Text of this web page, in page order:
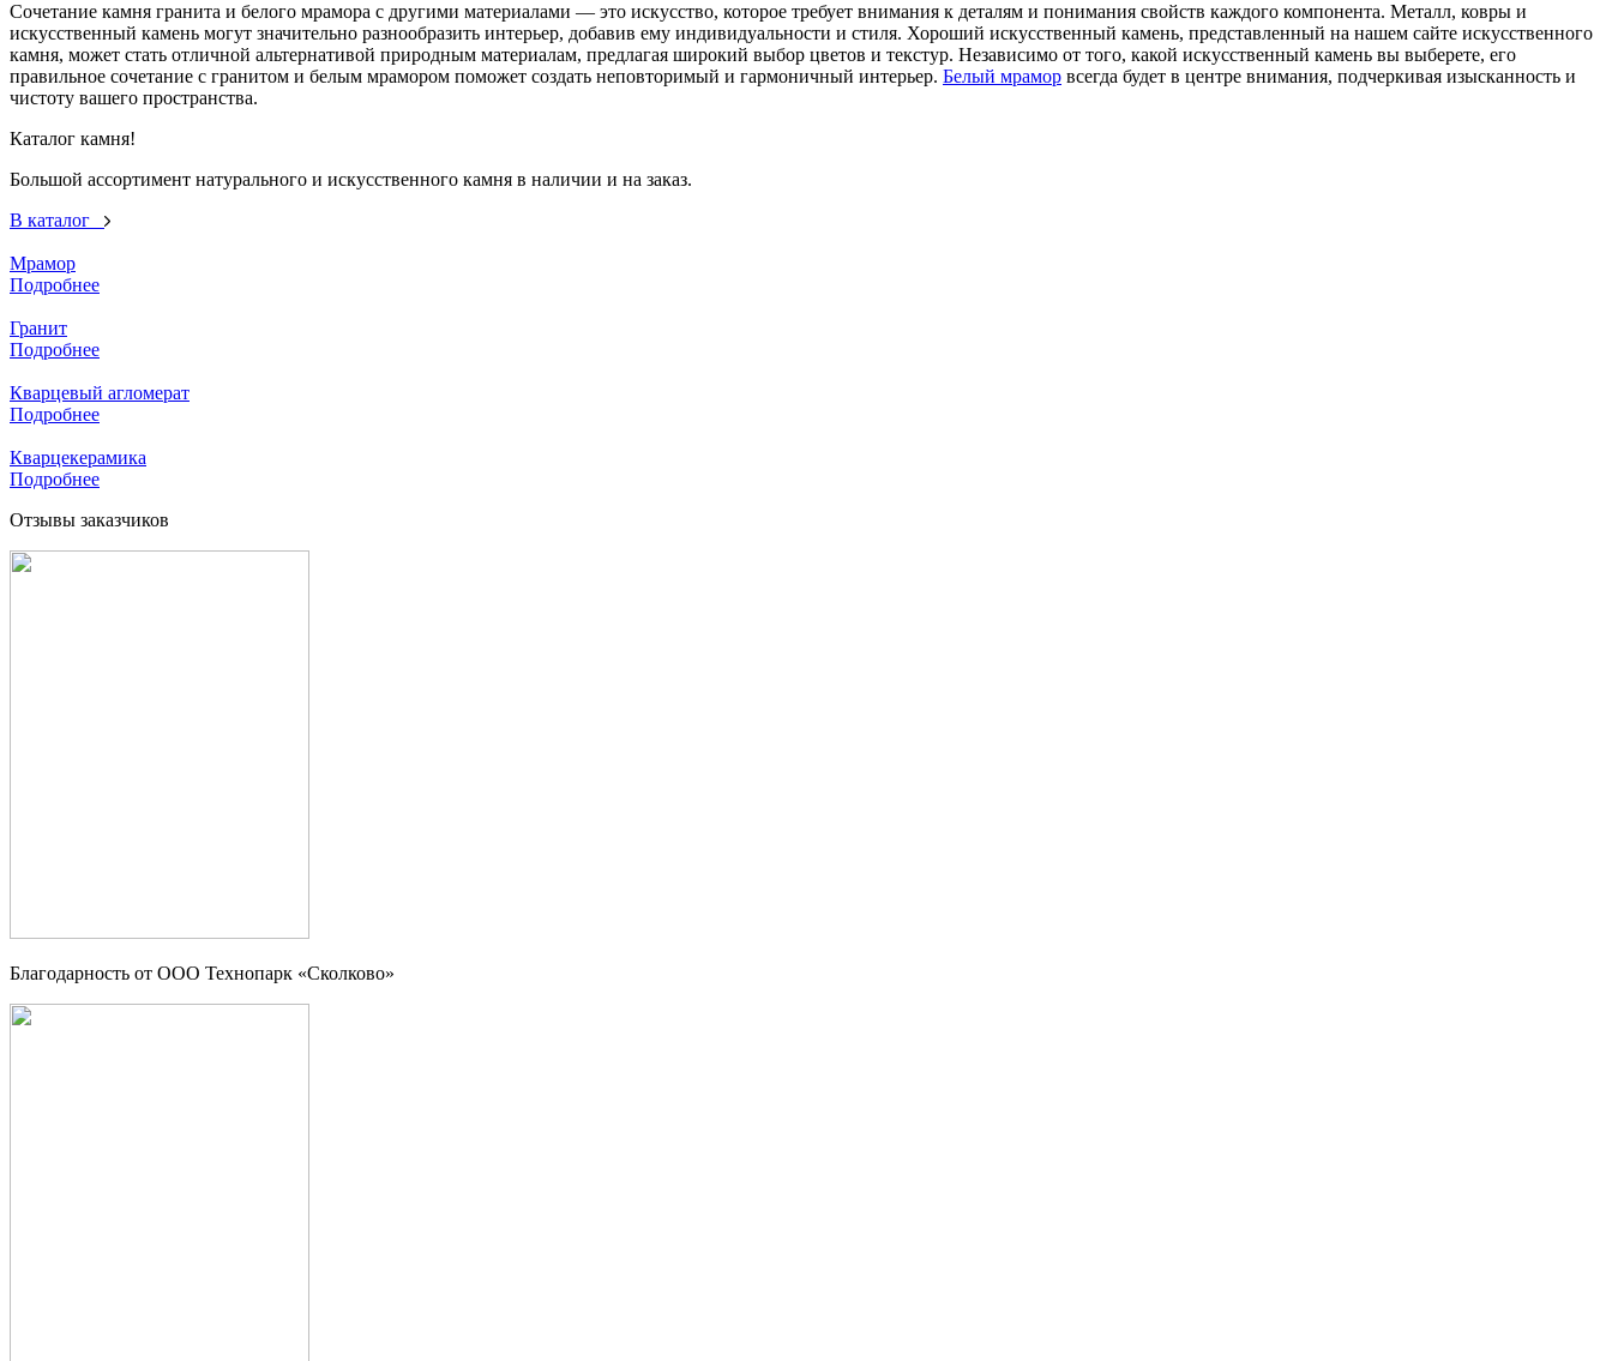
Сочетание камня гранита и белого мрамора с другими материалами — это искусство, которое требует внимания к деталям и понимания свойств каждого компонента. Металл, ковры и
искусственный камень могут значительно разнообразить интерьер, добавив ему индивидуальности и стиля. Хороший искусственный камень, представленный на нашем сайте искусственного
камня, может стать отличной альтернативой природным материалам, предлагая широкий выбор цветов и текстур. Независимо от того, какой искусственный камень вы выберете, его
правильное сочетание с гранитом и белым мрамором поможет создать неповторимый и гармоничный интерьер. Белый мрамор всегда будет в центре внимания, подчеркивая изысканность и
чистоту вашего пространства.
Каталог камня!
Большой ассортимент натурального и искусственного камня в наличии и на заказ.
В каталог
Мрамор
Подробнее
Гранит
Подробнее
Кварцевый агломерат
Подробнее
Кварцекерамика
Подробнее
Отзывы заказчиков
Благодарность от OOO Технопарк «Сколково»